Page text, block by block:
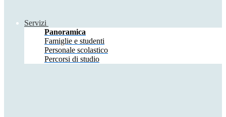
Servizi
Panoramica
Famiglie e studenti
Personale scolastico
Percorsi di studio